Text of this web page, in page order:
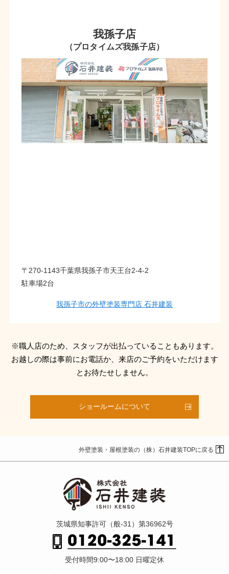
我孫子店
（プロタイムズ我孫子店）
〒270-1143千葉県我孫子市天王台2-4-2
駐車場2台
我孫子市の外壁塗装専門店 石井建装
※職人店のため、スタッフが出払っていることもあります。
お越しの際は事前にお電話か、来店のご予約をいただけます
とお待たせしません。
ショールームについて
外壁塗装・屋根塗装の（株）石井建装TOPに戻る
茨城県知事許可（般-31）第36962号
受付時間9:00〜18:00 日曜定休